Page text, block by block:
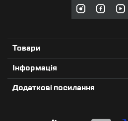
Товари
Інформація
Додаткові посилання